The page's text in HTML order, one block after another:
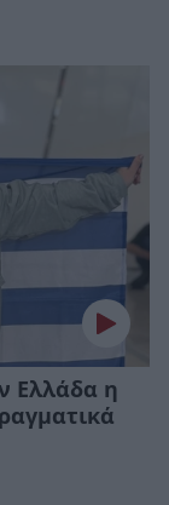
Ελλάδα η